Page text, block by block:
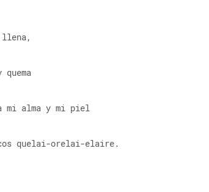
llena,
quema
mi alma y mi piel
quelai-orelai-elaire.